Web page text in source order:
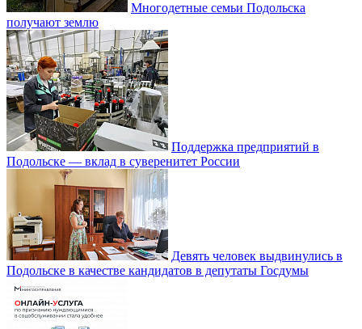
Многодетные семьи Подольска
получают землю
Поддержка предприятий в
Подольске — вклад в суверенитет России
Девять человек выдвинулись в
Подольске в качестве кандидатов в депутаты Госдумы